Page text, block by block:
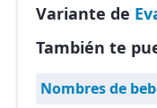
Variante de
También te
Nombres de